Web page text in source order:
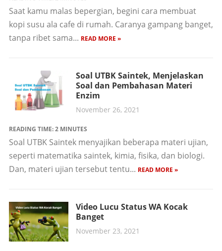
Saat kamu malas bepergian, begini cara membuat
kopi susu ala cafe di rumah. Caranya gampang banget,
tanpa ribet sama... READ MORE »
Soal UTBK Saintek, Menjelaskan
Soal dan Pembahasan Materi
Enzim
November 26, 2021
READING TIME:2 MINUTES
Soal UTBK Saintek menyajikan beberapa materi ujian,
seperti matematika saintek, kimia, fisika, dan biologi.
Dan, materi ujian tersebut tentu... READ MORE »
Video Lucu Status WA Kocak
Banget
November 23, 2021